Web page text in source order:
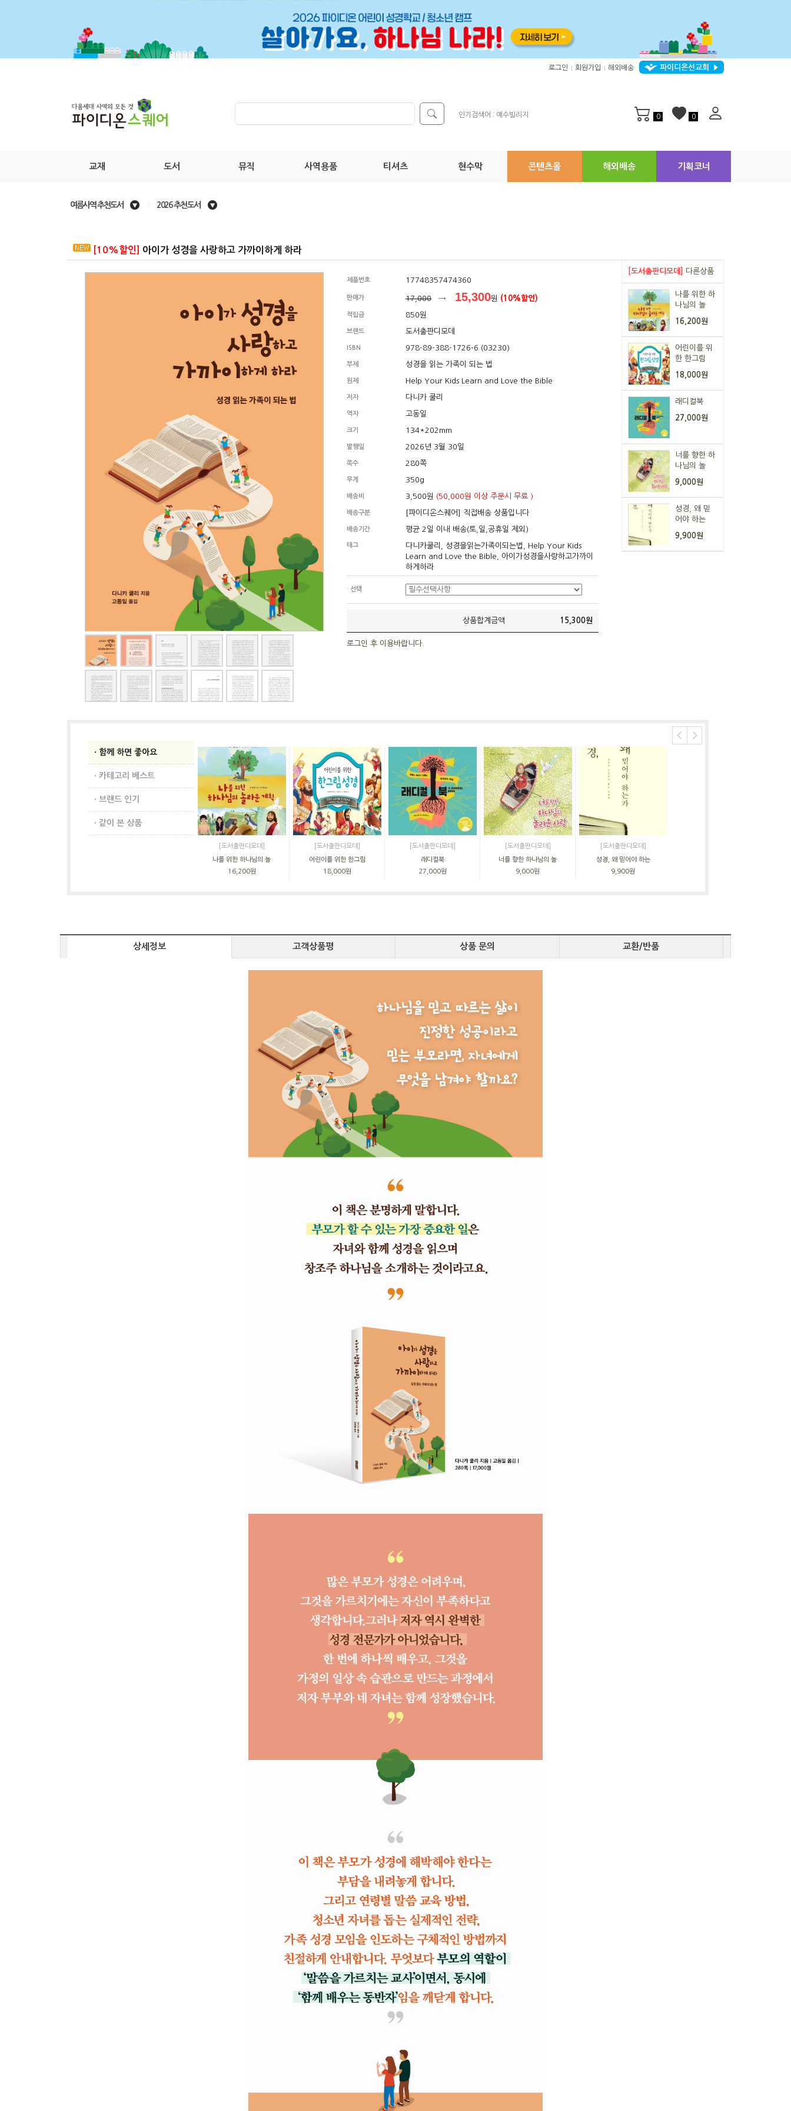
로그인 회원가입 해외배송 파이디온선교회
인기검색어 : 예수빌리지 0 0
교재 도서 뮤직 사역용품 티셔츠 현수막 콘텐츠몰 해외배송 기획코너
여름사역 추천도서 2026 추천도서
[10%할인] 아이가 성경을 사랑하고 가까이하게 하라
제품번호 17748357474360
판매가 17,000 → 15,300원 (10%할인)
적립금 850원
브랜드 도서출판디모데
ISBN 978-89-388-1726-6 (03230)
부제 성경을 읽는 가족이 되는 법
원제 Help Your Kids Learn and Love the Bible
저자 다니카 쿨리
역자 고동일
크기 134*202mm
발행일 2026년 3월 30일
쪽수 280쪽
무게 350g
배송비 3,500원 (50,000원 이상 주문시 무료 )
배송구분 [파이디온스퀘어] 직접배송 상품입니다
배송기간 평균 2일 이내 배송(토,일,공휴일 제외)
태그
다니카쿨리, 성경을읽는가족이되는법, Help Your Kids
Learn and Love the Bible, 아이가성경을사랑하고가까이
하게하라
· 선택
상품합계금액 15,300원
로그인 후 이용바랍니다.
[도서출판디모데] 다른상품
나를 위한 하
나님의 놀
16,200원
어린이를 위
한 한그림
18,000원
래디컬북
27,000원
너를 향한 하
나님의 놀
9,000원
성경, 왜 믿
어야 하는
9,900원
· 함께 하면 좋아요
· 카테고리 베스트
· 브랜드 인기
· 같이 본 상품
[도서출판디모데]
나를 위한 하나님의 놀
16,200원
[도서출판디모데]
어린이를 위한 한그림
18,000원
[도서출판디모데]
래디컬북
27,000원
[도서출판디모데]
너를 향한 하나님의 놀
9,000원
[도서출판디모데]
성경, 왜 믿어야 하는
9,900원
상세정보 고객상품평 상품 문의 교환/반품